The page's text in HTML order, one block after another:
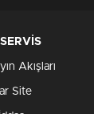
Akışları
Site